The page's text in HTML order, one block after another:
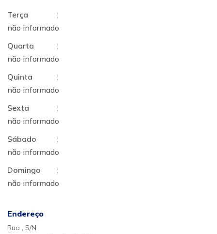
Terça
:
não informado
Quarta
:
não informado
Quinta
:
não informado
Sexta
:
não informado
Sábado
:
não informado
Domingo
:
não informado
Endereço
Rua , S/N